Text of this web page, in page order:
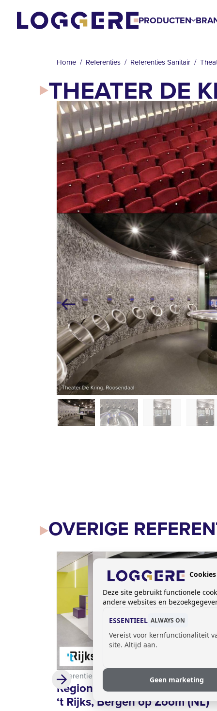
PRODUCTEN
Home Referenties Referenties Sanitair
THEATER DE
Vorige
OVERIGE
Referentie
Regionale
‘t Rijks, Bergen op Zoom (NL)
Cookies
Deze site gebruikt functionele
andere websites en
ESSENTIEEL ALWAYS ON
Vereist voor kernfunctionaliteit
site. Altijd aan.
Geen marketing